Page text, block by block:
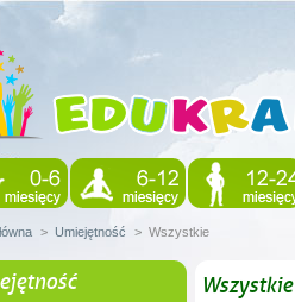
> Umiejętność > Wszystkie
Wszystkie